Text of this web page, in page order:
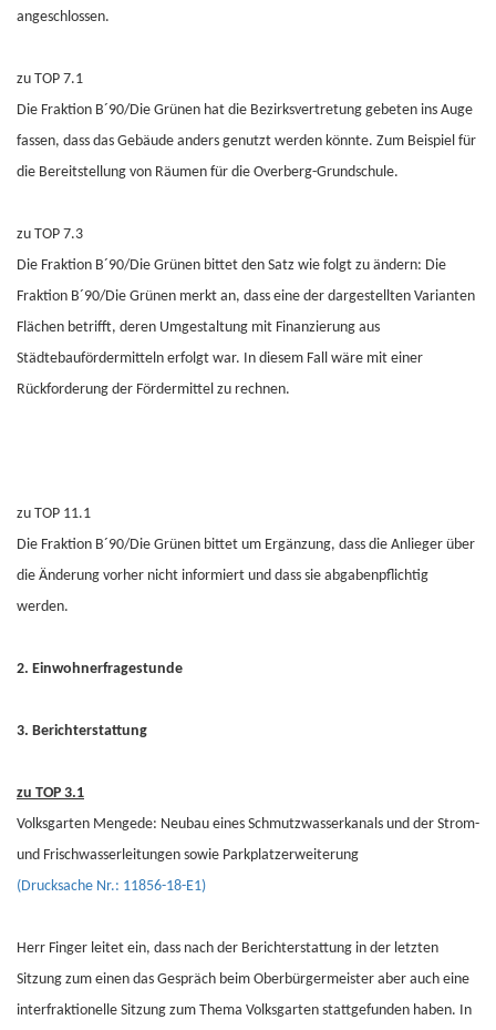
angeschlossen.
zu TOP 7.1
Die Fraktion B´90/Die Grünen hat die Bezirksvertretung gebeten ins Auge
fassen, dass das Gebäude anders genutzt werden könnte. Zum Beispiel für
die Bereitstellung von Räumen für die Overberg-Grundschule.
zu TOP 7.3
Die Fraktion B´90/Die Grünen bittet den Satz wie folgt zu ändern: Die
Fraktion B´90/Die Grünen merkt an, dass eine der dargestellten Varianten
Flächen betrifft, deren Umgestaltung mit Finanzierung aus
Städtebaufördermitteln erfolgt war. In diesem Fall wäre mit einer
Rückforderung der Fördermittel zu rechnen.
zu TOP 11.1
Die Fraktion B´90/Die Grünen bittet um Ergänzung, dass die Anlieger über
die Änderung vorher nicht informiert und dass sie abgabenpflichtig
werden.
2. Einwohnerfragestunde
3. Berichterstattung
zu TOP 3.1
Volksgarten Mengede: Neubau eines Schmutzwasserkanals und der Strom-
und Frischwasserleitungen sowie Parkplatzerweiterung
(Drucksache Nr.: 11856-18-E1)
Herr Finger leitet ein, dass nach der Berichterstattung in der letzten
Sitzung zum einen das Gespräch beim Oberbürgermeister aber auch eine
interfraktionelle Sitzung zum Thema Volksgarten stattgefunden haben. In